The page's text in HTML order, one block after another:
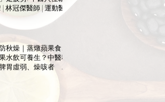
林冠傑醫師 | 運動醫
秋燥｜蒸燉蘋果食、
水飲可養生？中醫稱
胃虛弱、燥咳者 宜